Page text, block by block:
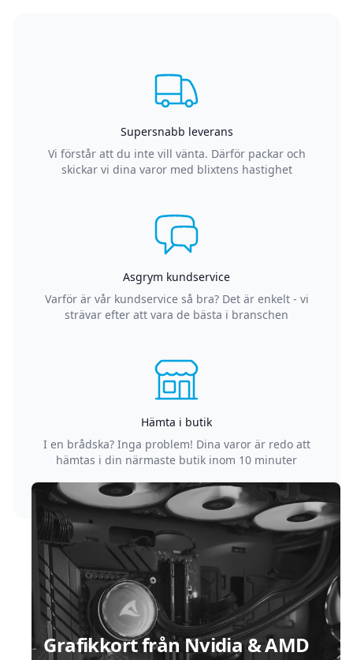
Supersnabb leverans
Vi förstår att du inte vill vänta. Därför packar och
skickar vi dina varor med blixtens hastighet
Asgrym kundservice
Varför är vår kundservice så bra? Det är enkelt - vi
strävar efter att vara de bästa i branschen
Hämta i butik
I en brådska? Inga problem! Dina varor är redo att
hämtas i din närmaste butik inom 10 minuter
Grafikkort från Nvidia & AMD